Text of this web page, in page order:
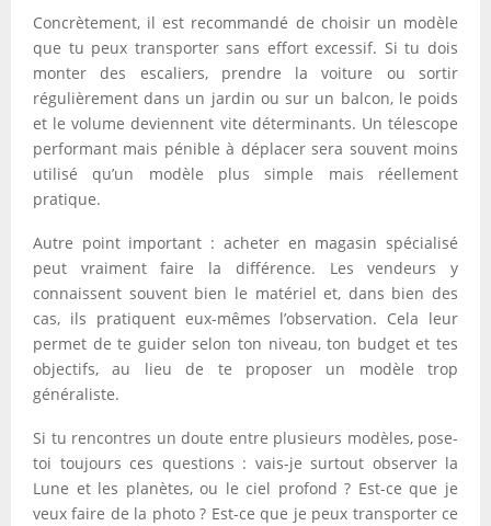
Concrètement, il est recommandé de choisir un modèle
que tu peux transporter sans effort excessif. Si tu dois
monter des escaliers, prendre la voiture ou sortir
régulièrement dans un jardin ou sur un balcon, le poids
et le volume deviennent vite déterminants. Un télescope
performant mais pénible à déplacer sera souvent moins
utilisé qu’un modèle plus simple mais réellement
pratique.
Autre point important : acheter en magasin spécialisé
peut vraiment faire la différence. Les vendeurs y
connaissent souvent bien le matériel et, dans bien des
cas, ils pratiquent eux-mêmes l’observation. Cela leur
permet de te guider selon ton niveau, ton budget et tes
objectifs, au lieu de te proposer un modèle trop
généraliste.
Si tu rencontres un doute entre plusieurs modèles, pose-
toi toujours ces questions : vais-je surtout observer la
Lune et les planètes, ou le ciel profond ? Est-ce que je
veux faire de la photo ? Est-ce que je peux transporter ce